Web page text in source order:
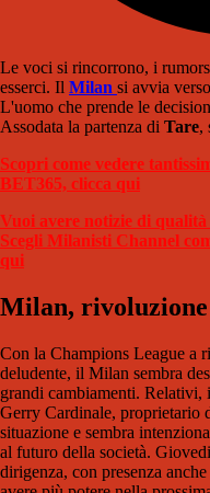
Le voci si rincorrono, i
esserci. Il Milan si avvia
L'uomo che prende le
Assodata la partenza di Tare,
Scopri come vedere
BET365, clicca qui
Vuoi avere notizie di
Scegli Milanisti Channel
qui
Milan,
Con la Champions League a
deludente, il Milan sembra
grandi cambiamenti. Relativi,
Gerry Cardinale, proprietario
situazione e sembra
al futuro della società.
dirigenza, con presenza